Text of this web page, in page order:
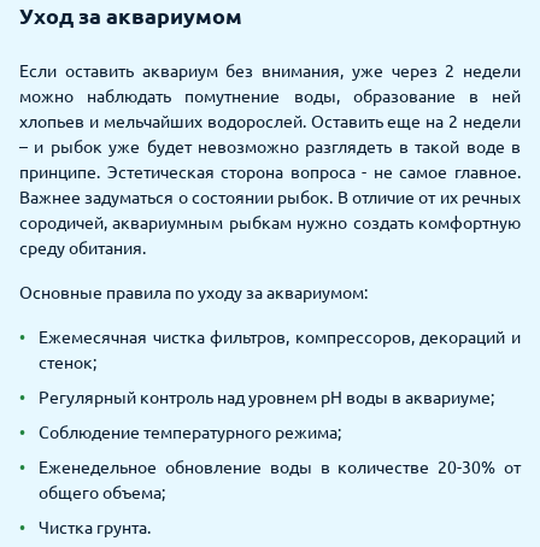
Уход за аквариумом
Если оставить аквариум без внимания, уже через 2 недели
можно наблюдать помутнение воды, образование в ней
хлопьев и мельчайших водорослей. Оставить еще на 2 недели
– и рыбок уже будет невозможно разглядеть в такой воде в
принципе. Эстетическая сторона вопроса - не самое главное.
Важнее задуматься о состоянии рыбок. В отличие от их речных
сородичей, аквариумным рыбкам нужно создать комфортную
среду обитания.
Основные правила по уходу за аквариумом:
Ежемесячная чистка фильтров, компрессоров, декораций и
стенок;
Регулярный контроль над уровнем pH воды в аквариуме;
Соблюдение температурного режима;
Еженедельное обновление воды в количестве 20-30% от
общего объема;
Чистка грунта.